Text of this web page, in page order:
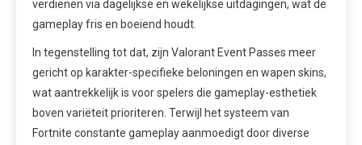
verdienen via dagelijkse en wekelijkse uitdagingen, wat de
gameplay fris en boeiend houdt.
In tegenstelling tot dat, zijn Valorant Event Passes meer
gericht op karakter-specifieke beloningen en wapen skins,
wat aantrekkelijk is voor spelers die gameplay-esthetiek
boven variëteit prioriteren. Terwijl het systeem van
Fortnite constante gameplay aanmoedigt door diverse